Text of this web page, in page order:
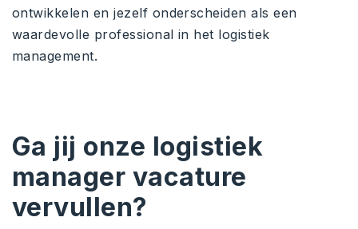
ontwikkelen en jezelf onderscheiden als een
waardevolle professional in het logistiek
management.
Ga jij onze logistiek
manager vacature
vervullen?